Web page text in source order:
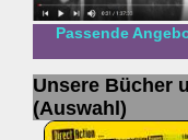
Passende
Unsere Bücher
(Auswahl)